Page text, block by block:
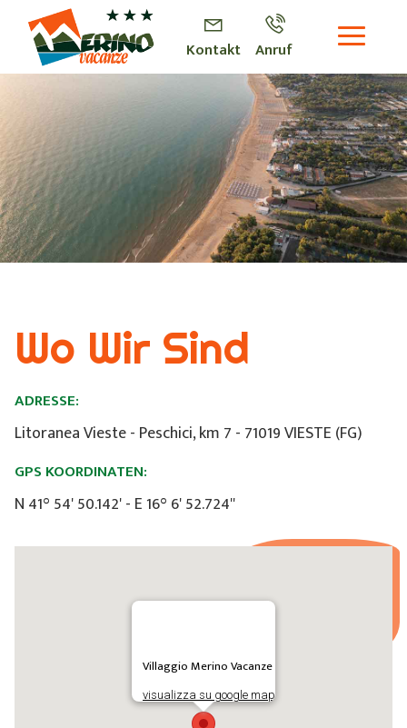
Kontakt Anruf
Villaggio Merino Vacanze
visualizza su google map
Wo Wir Sind
ADRESSE:
Litoranea Vieste - Peschici, km 7 - 71019 VIESTE (FG)
GPS KOORDINATEN:
N 41° 54' 50.142' - E 16° 6' 52.724''